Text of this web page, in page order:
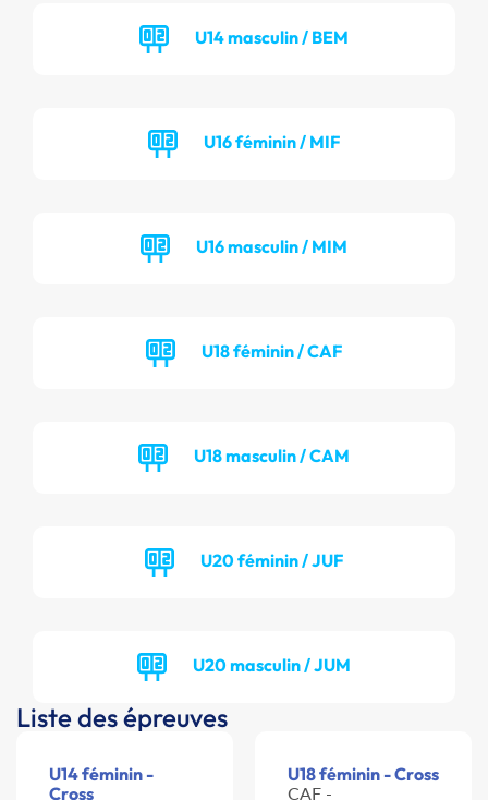
U14 masculin / BEM
U16 féminin / MIF
U16 masculin / MIM
U18 féminin / CAF
U18 masculin / CAM
U20 féminin / JUF
U20 masculin / JUM
Liste des épreuves
U14 féminin -
Cross
U18 féminin - Cross
CAF -